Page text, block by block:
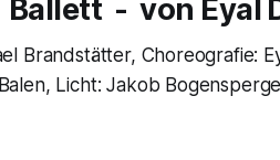
- von Eyal
Brandstätter, Choreografie:
Licht: Jakob